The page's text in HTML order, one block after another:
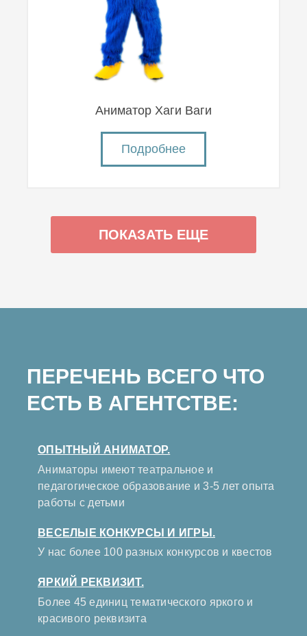
Аниматор Хаги Ваги
Подробнее
ПОКАЗАТЬ ЕЩЕ
ПЕРЕЧЕНЬ ВСЕГО ЧТО
ЕСТЬ В АГЕНТСТВЕ:
ОПЫТНЫЙ АНИМАТОР.
Аниматоры имеют театральное и
педагогическое образование и 3-5 лет опыта
работы с детьми
ВЕСЕЛЫЕ КОНКУРСЫ И ИГРЫ.
У нас более 100 разных конкурсов и квестов
ЯРКИЙ РЕКВИЗИТ.
Более 45 единиц тематического яркого и
красивого реквизита